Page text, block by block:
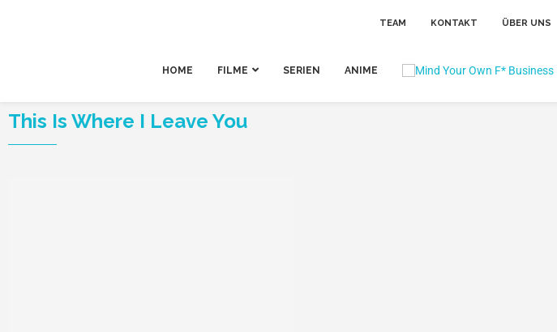
TEAM KONTAKT ÜBER UNS
HOME FILME SERIEN ANIME
This Is Where I Leave You